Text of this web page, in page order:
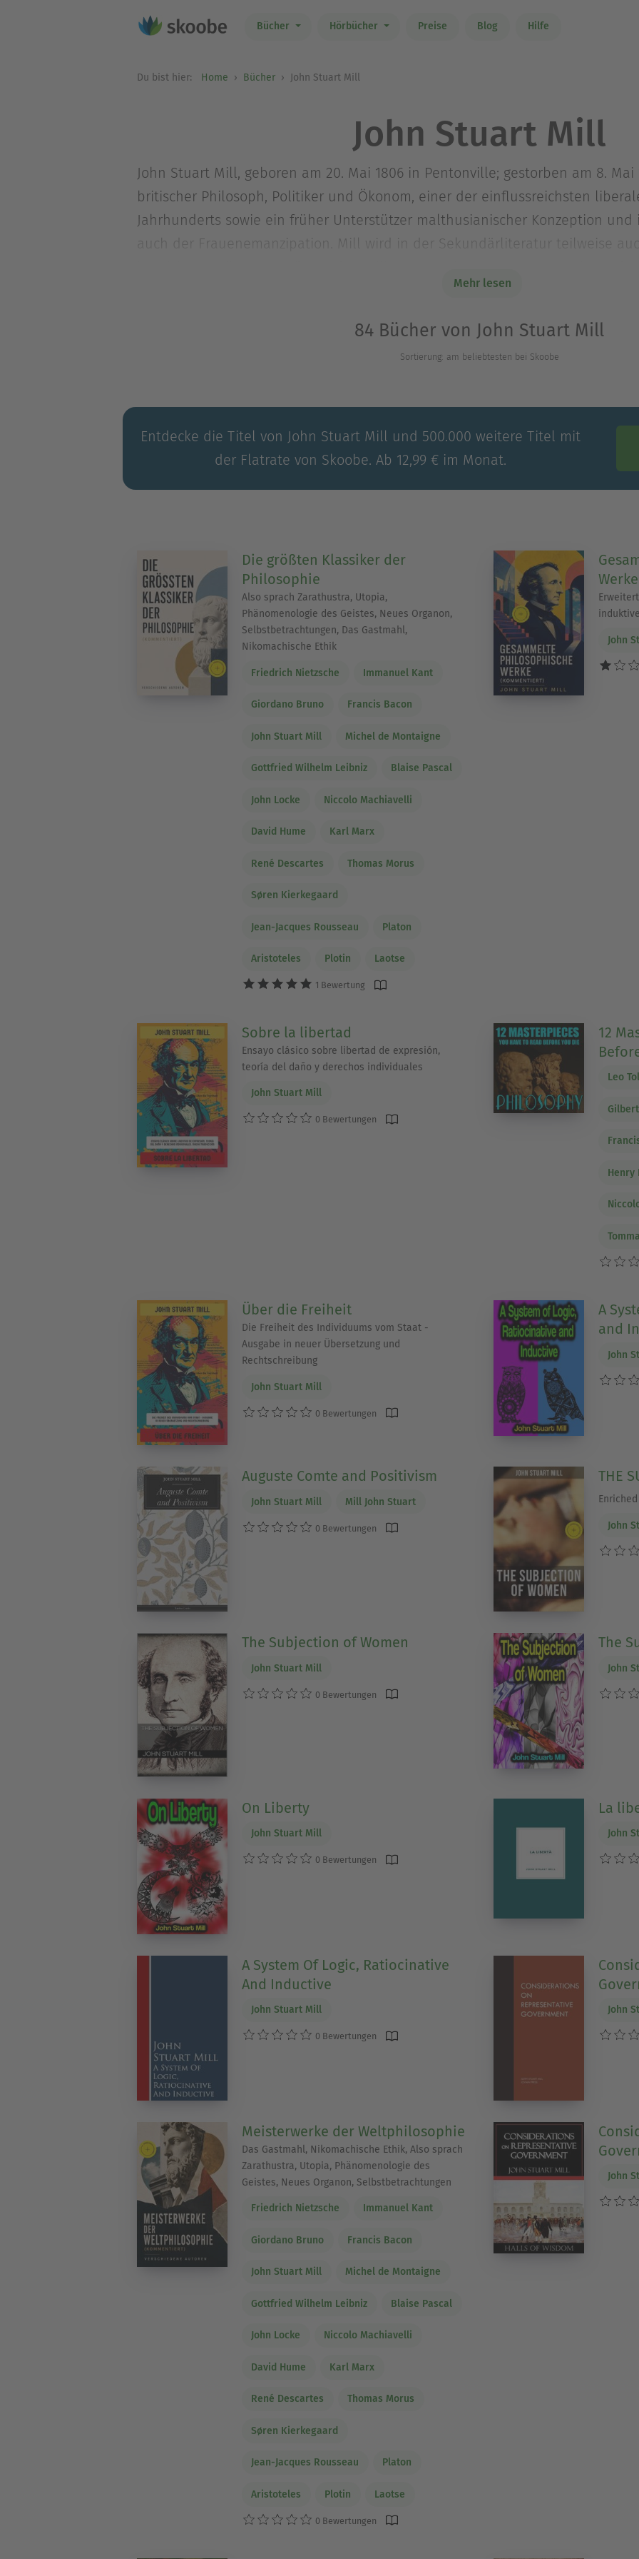
Bücher Hörbücher Preise Blog Hilfe
Du bist hier: Home Bücher John Stuart Mill
John Stuart Mill
John Stuart Mill, geboren am 20. Mai 1806 in Pentonville; gestorben am 8. Mai
britischer Philosoph, Politiker und Ökonom, einer der einflussreichsten
Jahrhunderts sowie ein früher Unterstützer malthusianischer Konzeption und
auch der Frauenemanzipation. Mill wird in der Sekundärliteratur teilweise
Vaters James Mill, als Nutz-Ethik entwickelt wurde. Seine wirtschaftlichen
Mehr lesen
84 Bücher von John Stuart Mill
Sortierung: am beliebtesten bei Skoobe
Entdecke die Titel von John Stuart Mill und 500.000 weitere Titel mit
der Flatrate von Skoobe. Ab 12,99 € im Monat.
Die größten Klassiker der
Philosophie
Also sprach Zarathustra, Utopia,
Phänomenologie des Geistes, Neues Organon,
Selbstbetrachtungen, Das Gastmahl,
Nikomachische Ethik
Friedrich Nietzsche Immanuel Kant
Giordano Bruno Francis Bacon
John Stuart Mill Michel de Montaigne
Gottfried Wilhelm Leibniz Blaise Pascal
John Locke Niccolo Machiavelli
David Hume Karl Marx
René Descartes Thomas Morus
Søren Kierkegaard
Jean-Jacques Rousseau Platon
Aristoteles Plotin Laotse
1 Bewertung
John
Sobre la libertad
Ensayo clásico sobre libertad de expresión,
teoría del daño y derechos individuales
John Stuart Mill
0 Bewertungen
12
Leo
Henry
Über die Freiheit
Die Freiheit des Individuums vom Staat -
Ausgabe in neuer Übersetzung und
Rechtschreibung
John Stuart Mill
0 Bewertungen
A
and
John
Auguste Comte and Positivism
John Stuart Mill Mill John Stuart
0 Bewertungen
THE
John
The Subjection of Women
John Stuart Mill
0 Bewertungen
The
John
On Liberty
John Stuart Mill
0 Bewertungen
La
John
A System Of Logic, Ratiocinative
And Inductive
John Stuart Mill
0 Bewertungen
John
Meisterwerke der Weltphilosophie
Das Gastmahl, Nikomachische Ethik, Also sprach
Zarathustra, Utopia, Phänomenologie des
Geistes, Neues Organon, Selbstbetrachtungen
Friedrich Nietzsche Immanuel Kant
Giordano Bruno Francis Bacon
John Stuart Mill Michel de Montaigne
Gottfried Wilhelm Leibniz Blaise Pascal
John Locke Niccolo Machiavelli
David Hume Karl Marx
René Descartes Thomas Morus
Søren Kierkegaard
Jean-Jacques Rousseau Platon
Aristoteles Plotin Laotse
0 Bewertungen
John